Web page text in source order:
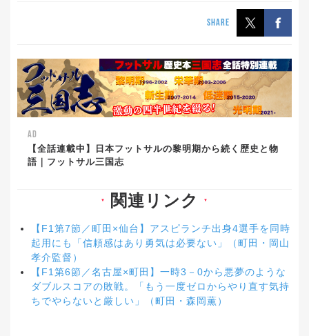
SHARE
AD
【全話連載中】日本フットサルの黎明期から続く歴史と物
語｜フットサル三国志
▼ 関連リンク ▼
【F1第7節／町田×仙台】アスピランチ出身4選手を同時
起用にも「信頼感はあり勇気は必要ない」（町田・岡山
孝介監督）
【F1第6節／名古屋×町田】一時3－0から悪夢のような
ダブルスコアの敗戦。「もう一度ゼロからやり直す気持
ちでやらないと厳しい」（町田・森岡薫）